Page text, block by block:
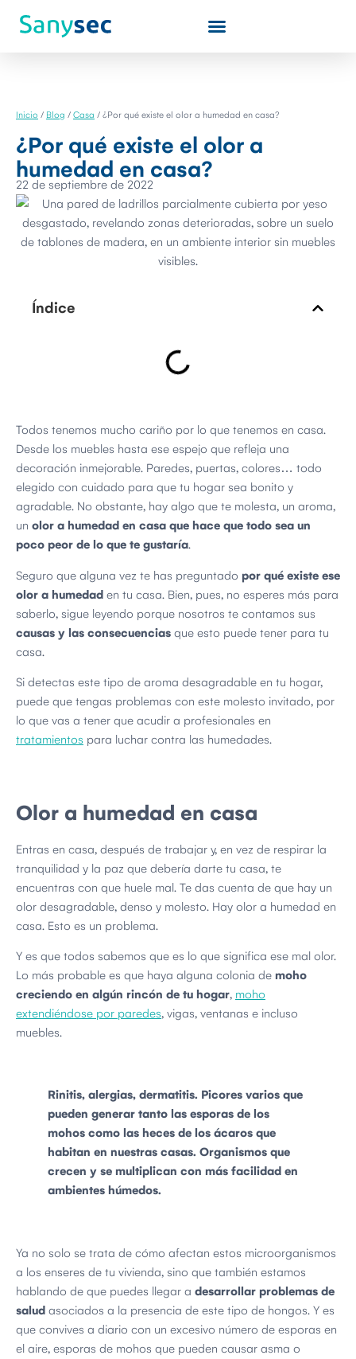
Inicio / Blog / Casa / ¿Por qué existe el olor a humedad en casa?
¿Por qué existe el olor a
humedad en casa?
22 de septiembre de 2022
Índice
Todos tenemos mucho cariño por lo que tenemos en casa.
Desde los muebles hasta ese espejo que refleja una
decoración inmejorable. Paredes, puertas, colores… todo
elegido con cuidado para que tu hogar sea bonito y
agradable. No obstante, hay algo que te molesta, un aroma,
un olor a humedad en casa que hace que todo sea un
poco peor de lo que te gustaría.
Seguro que alguna vez te has preguntado por qué existe ese
olor a humedad en tu casa. Bien, pues, no esperes más para
saberlo, sigue leyendo porque nosotros te contamos sus
causas y las consecuencias que esto puede tener para tu
casa.
Si detectas este tipo de aroma desagradable en tu hogar,
puede que tengas problemas con este molesto invitado, por
lo que vas a tener que acudir a profesionales en
tratamientos para luchar contra las humedades.
Olor a humedad en casa
Entras en casa, después de trabajar y, en vez de respirar la
tranquilidad y la paz que debería darte tu casa, te
encuentras con que huele mal. Te das cuenta de que hay un
olor desagradable, denso y molesto. Hay olor a humedad en
casa. Esto es un problema.
Y es que todos sabemos que es lo que significa ese mal olor.
Lo más probable es que haya alguna colonia de moho
creciendo en algún rincón de tu hogar, moho
extendiéndose por paredes, vigas, ventanas e incluso
muebles.
Rinitis, alergias, dermatitis. Picores varios que
pueden generar tanto las esporas de los
mohos como las heces de los ácaros que
habitan en nuestras casas. Organismos que
crecen y se multiplican con más facilidad en
ambientes húmedos.
Ya no solo se trata de cómo afectan estos microorganismos
a los enseres de tu vivienda, sino que también estamos
hablando de que puedes llegar a desarrollar problemas de
salud asociados a la presencia de este tipo de hongos. Y es
que convives a diario con un excesivo número de esporas en
el aire, esporas de mohos que pueden causar asma o